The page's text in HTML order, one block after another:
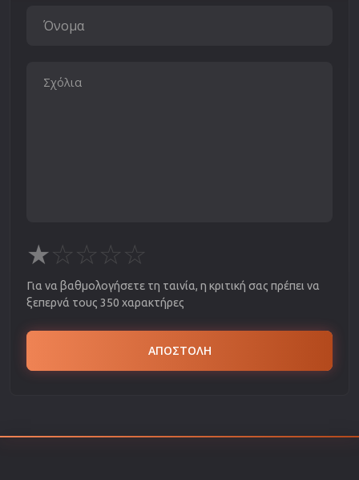
★☆☆☆☆
Για να βαθμολογήσετε τη ταινία, η κριτική σας πρέπει να
ξεπερνά τους 350 χαρακτήρες
ΑΠΟΣΤΟΛΗ